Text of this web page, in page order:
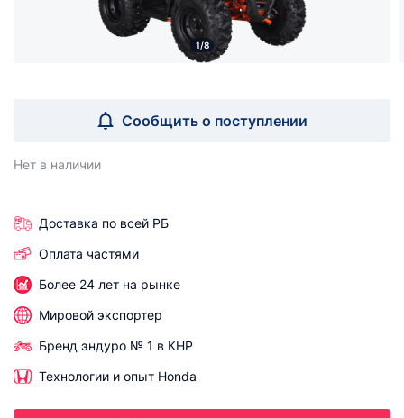
1/8
Сообщить о поступлении
Нет в наличии
Доставка по всей РБ
Оплата частями
Более 24 лет на рынке
Мировой экспортер
Бренд эндуро № 1 в КНР
Технологии и опыт Honda